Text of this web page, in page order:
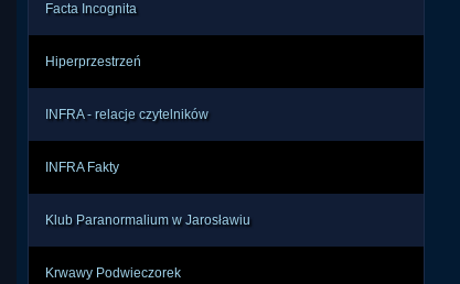
Facta Incognita
Hiperprzestrzeń
INFRA - relacje czytelników
INFRA Fakty
Klub Paranormalium w Jarosławiu
Krwawy Podwieczorek